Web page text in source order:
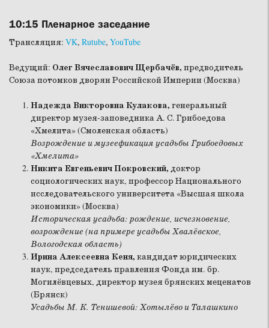
10:15 Пленарное заседание
Трансляция: VK, Rutube, YouTube
Ведущий: Олег Вячеславович Щербачёв, предводитель
Союза потомков дворян Российской Империи (Москва)
Надежда Викторовна Кулакова, генеральный
директор музея-заповедника А. С. Грибоедова
«Хмелита» (Смоленская область)
Возрождение и музеефикация усадьбы Грибоедовых
«Хмелита»
Никита Евгеньевич Покровский, доктор
социологических наук, профессор Национального
исследовательского университета «Высшая школа
экономики» (Москва)
Историческая усадьба: рождение, исчезновение,
возрождение (на примере усадьбы Хвалёвское,
Вологодская область)
Ирина Алексеевна Кеня, кандидат юридических
наук, председатель правления Фонда им. бр.
Могилёвцевых, директор музея брянских меценатов
(Брянск)
Усадьбы М. К. Тенишевой: Хотылёво и Талашкино